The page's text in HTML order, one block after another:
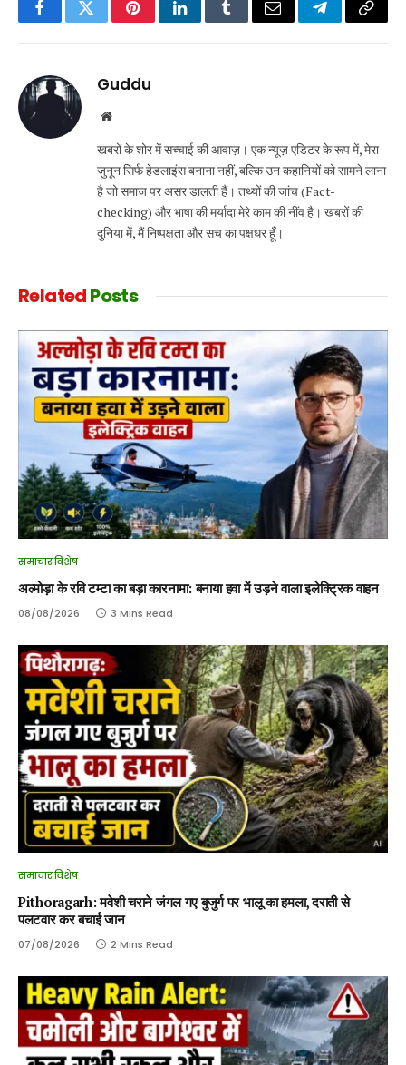
FacebookTwitterPinterestLinkedInTumblrEmail TelegramCopy
Guddu
Website
खबरों के शोर में सच्चाई की आवाज़। एक न्यूज़ एडिटर के रूप में, मेरा
जुनून सिर्फ हेडलाइंस बनाना नहीं, बल्कि उन कहानियों को सामने लाना
है जो समाज पर असर डालती हैं। तथ्यों की जांच (Fact-
checking) और भाषा की मर्यादा मेरे काम की नींव है। खबरों की
दुनिया में, मैं निष्पक्षता और सच का पक्षधर हूँ।
RelatedPosts
समाचार विशेष
अल्मोड़ा के रवि टम्टा का बड़ा कारनामा: बनाया हवा में उड़ने वाला इलेक्ट्रिक वाहन
08/08/2026 3 Mins Read
समाचार विशेष
Pithoragarh: मवेशी चराने जंगल गए बुजुर्ग पर भालू का हमला, दराती से
पलटवार कर बचाई जान
07/08/2026 2 Mins Read